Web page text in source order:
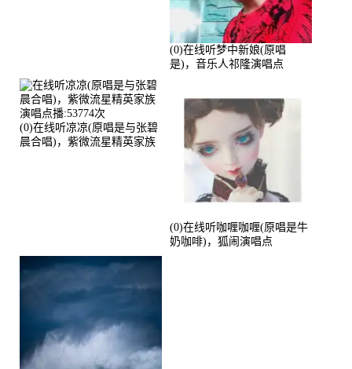
(0)在线听梦中新娘(原唱
是)，音乐人祁隆演唱点
(0)在线听凉凉(原唱是与张碧
晨合唱)，紫微流星精英家族
(0)在线听咖喱咖喱(原唱是牛
奶咖啡)，狐闹演唱点